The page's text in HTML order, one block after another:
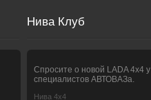
Нива Клуб
Спросите о новой LADA 4x4 у
специалистов АВТОВАЗа.
Нива 4х4